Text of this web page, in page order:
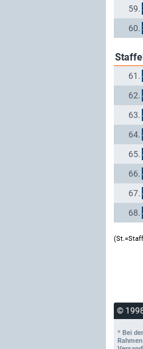
59.
60.
61.
62.
63.
64.
65.
66.
67.
68.
©
* Bei